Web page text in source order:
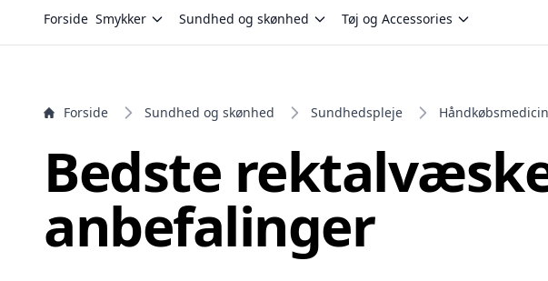
Forside Smykker Sundhed og skønhed Tøj og Accessories
Forside Sundhed og skønhed Sundhedspleje Håndkøbsmedicin
Bedste
anbefalinger